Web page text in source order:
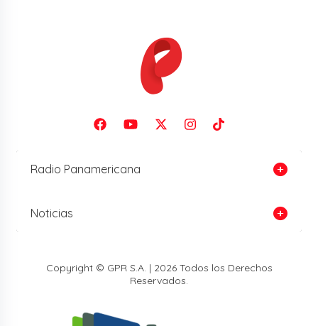
Radio Panamericana
Noticias
Copyright © GPR S.A. | 2026 Todos los Derechos
Reservados.